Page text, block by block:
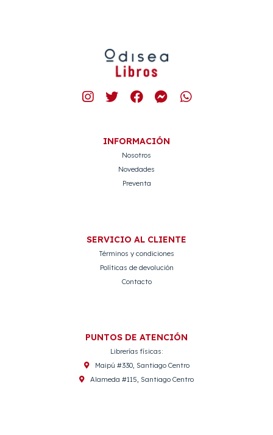
INFORMACIÓN
Nosotros
Novedades
Preventa
SERVICIO AL CLIENTE
Términos y condiciones
Políticas de devolución
Contacto
PUNTOS DE ATENCIÓN
Librerías físicas:
Maipú #330, Santiago Centro
Alameda #115, Santiago Centro